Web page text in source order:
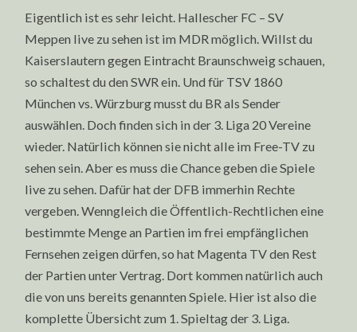
Eigentlich ist es sehr leicht. Hallescher FC – SV
Meppen live zu sehen ist im MDR möglich. Willst du
Kaiserslautern gegen Eintracht Braunschweig schauen,
so schaltest du den SWR ein. Und für TSV 1860
München vs. Würzburg musst du BR als Sender
auswählen. Doch finden sich in der 3. Liga 20 Vereine
wieder. Natürlich können sie nicht alle im Free-TV zu
sehen sein. Aber es muss die Chance geben die Spiele
live zu sehen. Dafür hat der DFB immerhin Rechte
vergeben. Wenngleich die Öffentlich-Rechtlichen eine
bestimmte Menge an Partien im frei empfänglichen
Fernsehen zeigen dürfen, so hat Magenta TV den Rest
der Partien unter Vertrag. Dort kommen natürlich auch
die von uns bereits genannten Spiele. Hier ist also die
komplette Übersicht zum 1. Spieltag der 3. Liga.